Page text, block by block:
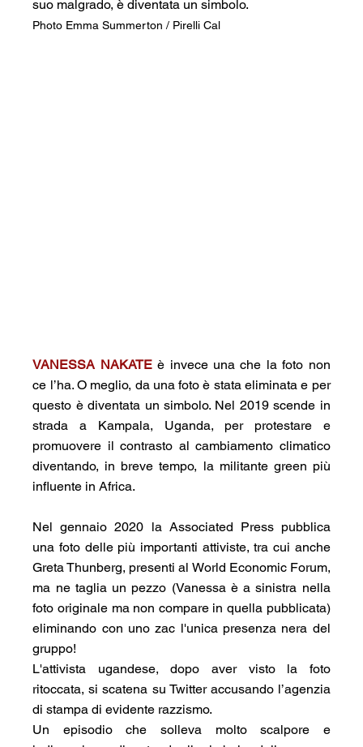
suo malgrado, è diventata un simbolo.
Photo Emma Summerton / Pirelli Cal
VANESSA NAKATE è invece una che la foto non
ce l’ha. O meglio, da una foto è stata eliminata e per
questo è diventata un simbolo. Nel 2019 scende in
strada a Kampala, Uganda, per protestare e
promuovere il contrasto al cambiamento climatico
diventando, in breve tempo, la militante green più
influente in Africa.
Nel gennaio 2020 la Associated Press pubblica
una foto delle più importanti attiviste, tra cui anche
Greta Thunberg, presenti al World Economic Forum,
ma ne taglia un pezzo (Vanessa è a sinistra nella
foto originale ma non compare in quella pubblicata)
eliminando con uno zac l'unica presenza nera del
gruppo!
L'attivista ugandese, dopo aver visto la foto
ritoccata, si scatena su Twitter accusando l’agenzia
di stampa di evidente razzismo.
Un episodio che solleva molto scalpore e